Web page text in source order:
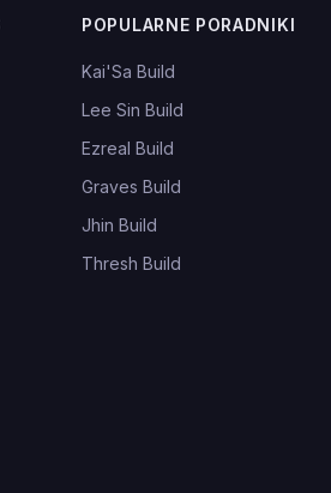
POPULARNE PORADNIKI
Kai'Sa Build
Lee Sin Build
Ezreal Build
Graves Build
Jhin Build
Thresh Build